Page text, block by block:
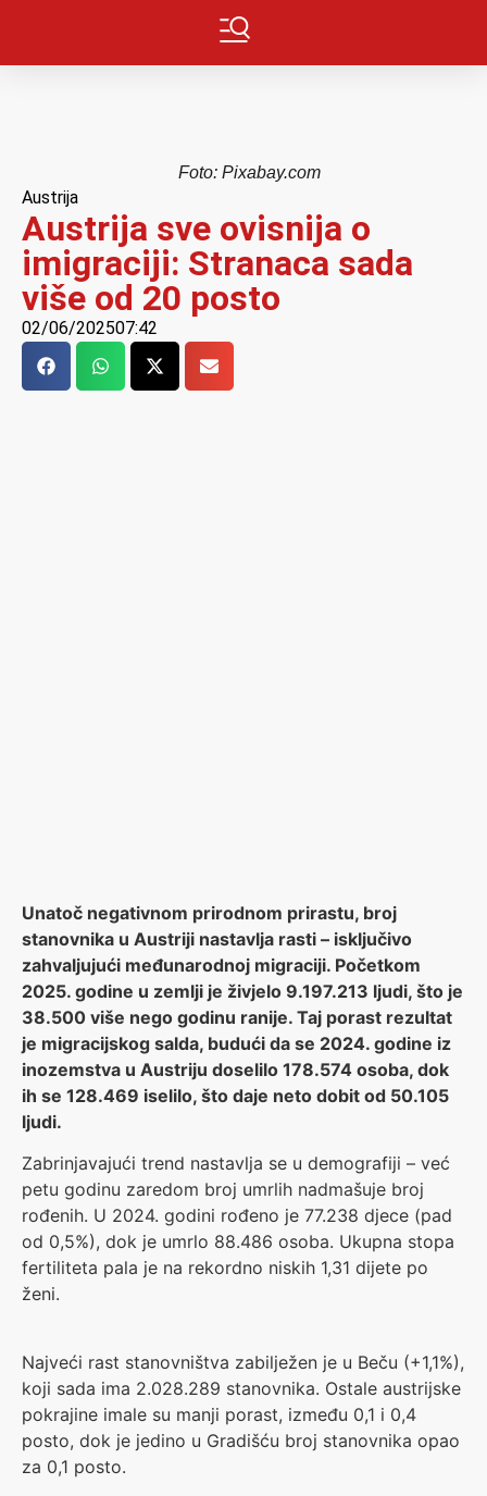
Foto: Pixabay.com
Austrija
Austrija sve ovisnija o
imigraciji: Stranaca sada
više od 20 posto
02/06/202507:42
Unatoč negativnom prirodnom prirastu, broj
stanovnika u Austriji nastavlja rasti – isključivo
zahvaljujući međunarodnoj migraciji. Početkom
2025. godine u zemlji je živjelo 9.197.213 ljudi, što je
38.500 više nego godinu ranije. Taj porast rezultat
je migracijskog salda, budući da se 2024. godine iz
inozemstva u Austriju doselilo 178.574 osoba, dok
ih se 128.469 iselilo, što daje neto dobit od 50.105
ljudi.
Zabrinjavajući trend nastavlja se u demografiji – već
petu godinu zaredom broj umrlih nadmašuje broj
rođenih. U 2024. godini rođeno je 77.238 djece (pad
od 0,5%), dok je umrlo 88.486 osoba. Ukupna stopa
fertiliteta pala je na rekordno niskih 1,31 dijete po
ženi.
Najveći rast stanovništva zabilježen je u Beču (+1,1%),
koji sada ima 2.028.289 stanovnika. Ostale austrijske
pokrajine imale su manji porast, između 0,1 i 0,4
posto, dok je jedino u Gradišću broj stanovnika opao
za 0,1 posto.